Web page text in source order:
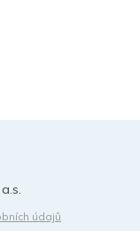
údajů